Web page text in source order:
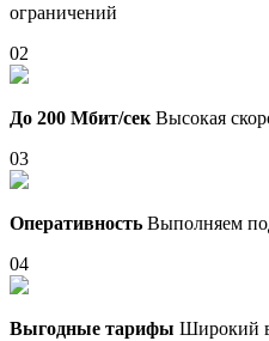
ограничений
02
До 200 Мбит/сек Высокая
03
Оперативность Выполняем
04
Выгодные тарифы Широкий